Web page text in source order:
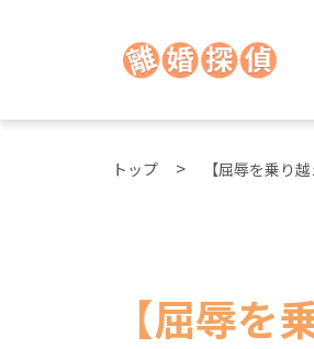
トップ 【屈辱を乗り
【屈辱